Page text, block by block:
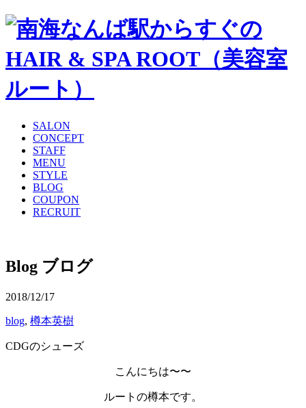
SALON
CONCEPT
STAFF
MENU
STYLE
BLOG
COUPON
RECRUIT
Blog ブログ
2018/12/17
blog, 樽本英樹
CDGのシューズ
こんにちは〜〜
ルートの樽本です。